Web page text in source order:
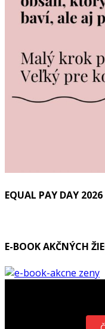
EQUAL PAY DAY 2026
E-BOOK AKČNÝCH